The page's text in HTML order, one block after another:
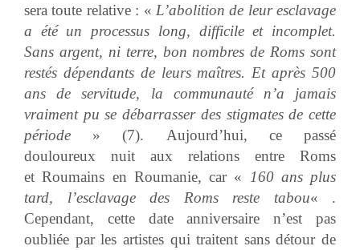
sera toute relative : « L’abolition de leur esclavage
a été un processus long, difficile et incomplet.
Sans argent, ni terre, bon nombres de Roms sont
restés dépendants de leurs maîtres. Et après 500
ans de servitude, la communauté n’a jamais
vraiment pu se débarrasser des stigmates de cette
période » (7). Aujourd’hui, ce passé
douloureux nuit aux relations entre Roms
et Roumains en Roumanie, car «
160 ans plus
tard, l’esclavage des Roms reste tabou« .
Cependant, cette date anniversaire n’est pas
oubliée par les artistes qui traitent sans détour de